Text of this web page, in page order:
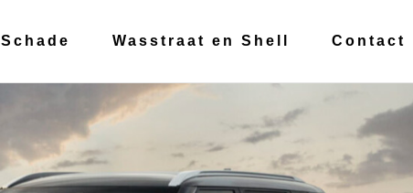
Schade Wasstraat en Shell Contact